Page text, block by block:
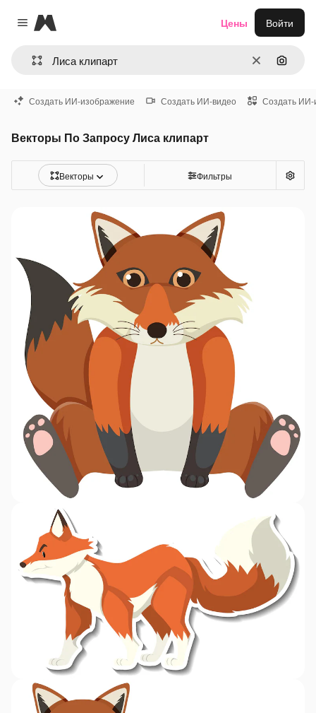
Close menu
Magnific
ОчиститьПоиск
Цены Войти
Создать ИИ-изображение Создать ИИ-видео Создать ИИ-
Векторы По Запросу Лиса клипарт
Векторы Фильтры